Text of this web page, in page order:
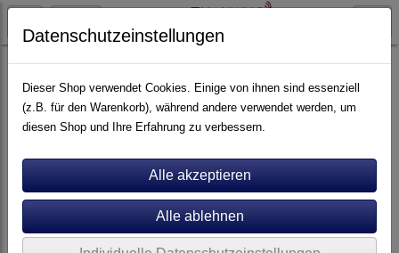
Kabel Stecker Stecker für Chinch-Kabel
Datenschutzeinstellungen
Dieser Shop verwendet Cookies. Einige von ihnen sind essenziell
(z.B. für den Warenkorb), während andere verwendet werden, um
diesen Shop und Ihre Erfahrung zu verbessern.